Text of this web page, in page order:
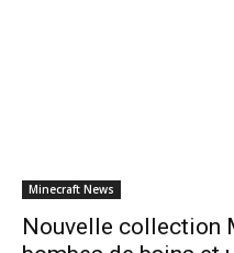
Minecraft News
Nouvelle collection